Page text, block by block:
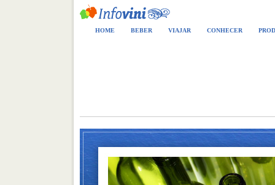
HOME BEBER VIAJAR CONHECER